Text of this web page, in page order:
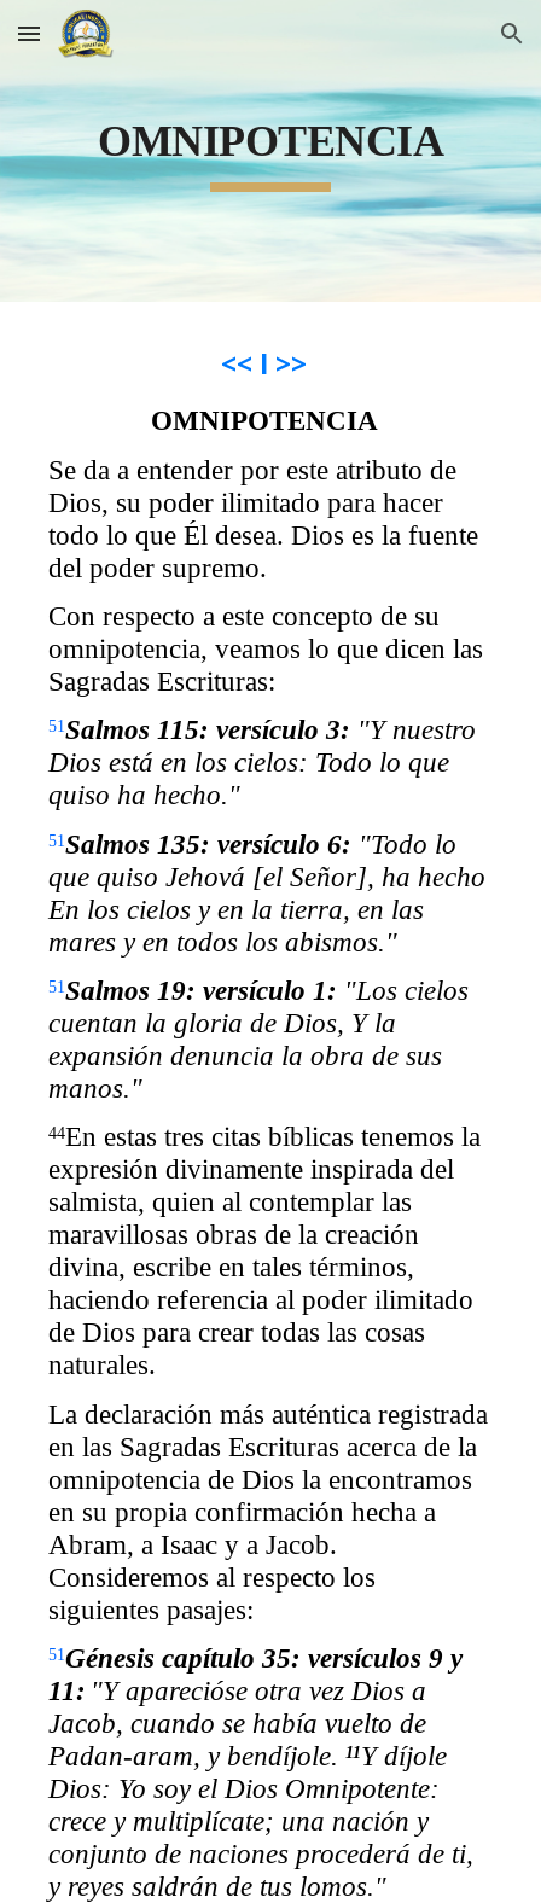
Skip to main content Skip to navigation
OMNIPOTENCIA
<< I >>
OMNIPOTENCIA
Se da a entender por este atributo de
Dios, su poder ilimitado para hacer
todo lo que Él desea. Dios es la fuente
del poder supremo.
Con respecto a este concepto de su
omnipotencia, veamos lo que dicen las
Sagradas Escrituras:
51Salmos 115: versículo 3: "Y nuestro
Dios está en los cielos: Todo lo que
quiso ha hecho."
51Salmos 135: versículo 6: "Todo lo
que quiso Jehová [el Señor], ha hecho
En los cielos y en la tierra, en las
mares y en todos los abismos."
51Salmos 19: versículo 1: "Los cielos
cuentan la gloria de Dios, Y la
expansión denuncia la obra de sus
manos."
44En estas tres citas bíblicas tenemos la
expresión divinamente inspirada del
salmista, quien al contemplar las
maravillosas obras de la creación
divina, escribe en tales términos,
haciendo referencia al poder ilimitado
de Dios para crear todas las cosas
naturales.
La declaración más auténtica registrada
en las Sagradas Escrituras acerca de la
omnipotencia de Dios la encontramos
en su propia confirmación hecha a
Abram, a Isaac y a Jacob.
Consideremos al respecto los
siguientes pasajes:
51Génesis capítulo 35: versículos 9 y
11: "Y aparecióse otra vez Dios a
Jacob, cuando se había vuelto de
Padan-aram, y bendíjole.11Y díjole
Dios: Yo soy el Dios Omnipotente:
crece y multiplícate; una nación y
conjunto de naciones procederá de ti,
y reyes saldrán de tus lomos."